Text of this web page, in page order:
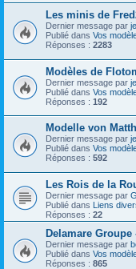
Les minis de
Dernier message par
Publié dans Vos
Réponses : 2283
Modèles de
Dernier message par
Publié dans Vos
Réponses : 192
Modelle von
Dernier message par
Publié dans Vos
Réponses : 592
Les Rois de la
Dernier message par
Publié dans Liens
Réponses : 22
Delamare
Dernier message par
Publié dans Vos
Réponses : 865